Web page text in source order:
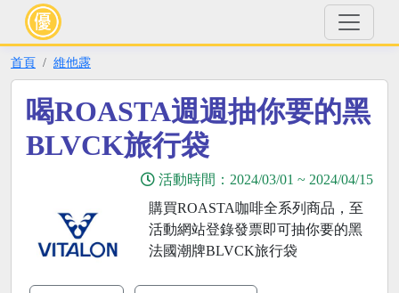
首頁 維他露
喝ROASTA週週抽你要的黑
BLVCK旅行袋
活動時間： 2024/03/01 ~ 2024/04/15
購買ROASTA咖啡全系列商品，至
活動網站登錄發票即可抽你要的黑
法國潮牌BLVCK旅行袋